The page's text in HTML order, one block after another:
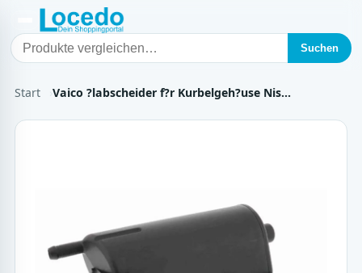
Suchen
Start Vaico ?labscheider f?r Kurbelgeh?use Nis…